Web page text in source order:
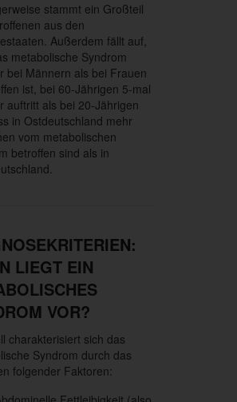
stammt ein Großteil
aus den
Außerdem fällt auf,
metabolische Syndrom
bei Männern als bei Frauen
ist, bei 60-Jährigen 5-mal
auftritt als bei 20-Jährigen
in Ostdeutschland mehr
vom metabolischen
betroffen sind als in
LIEGT EIN
VOR?
charakterisiert sich das
Syndrom durch das
folgender Faktoren: